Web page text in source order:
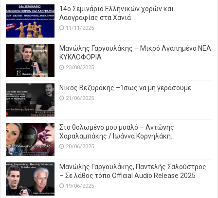
14o Σεμινάριο Ελληνικών χορών και
Λαογραφίας στα Χανιά
11/11/2025
Μανώλης Γαργουλάκης – Μικρό Αγαπημένο NEΑ
ΚΥΚΛΟΦΟΡΙΑ
23/08/2025
Νίκος Βεζυράκης – Ίσως να μη γεράσουμε
21/06/2025
Στο θολωμένο μου μυαλό – Αντώνης
Χαραλαμπάκης / Ιωάννα Κορνηλάκη.
20/06/2025
Μανώλης Γαργουλάκης, Παντελής Σαλούστρος
– Σε λάθος τόπο Official Audio Release 2025
19/06/2025